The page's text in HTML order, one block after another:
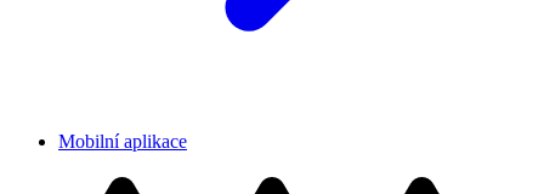
Mobilní aplikace